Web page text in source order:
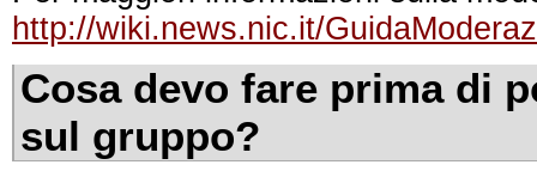
http://wiki.news.nic.it/
Cosa devo fare prima di
sul gruppo?